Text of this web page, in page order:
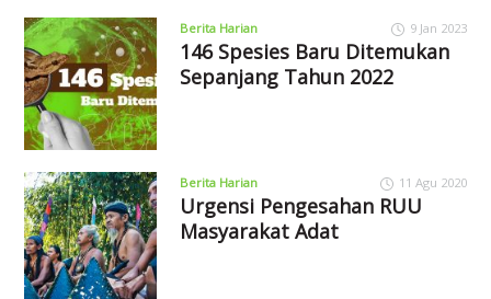
Berita Harian 9 Jan 2023
146 Spesies Baru Ditemukan
Sepanjang Tahun 2022
Berita Harian 11 Agu 2020
Urgensi Pengesahan RUU
Masyarakat Adat